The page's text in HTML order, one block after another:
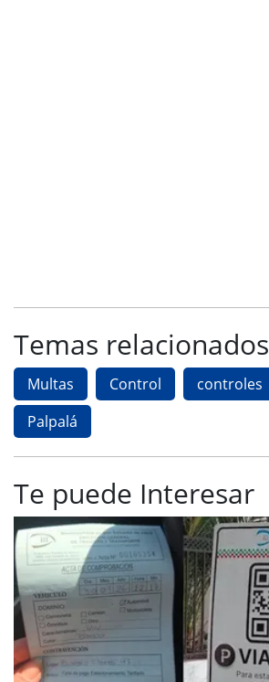
Temas relacionados
Multas Control controles
Palpalá
Te puede Interesar